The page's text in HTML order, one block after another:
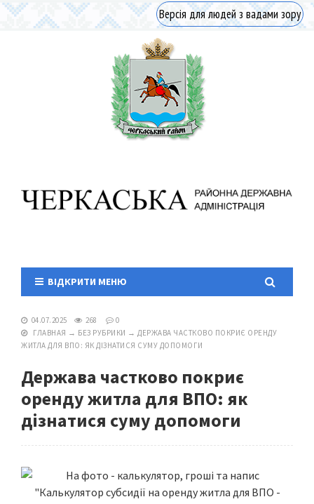
Версія для людей з вадами зору
ВІДКРИТИ МЕНЮ
04.07.2025 268
0
ГЛАВНАЯ → БЕЗ РУБРИКИ → ДЕРЖАВА ЧАСТКОВО ПОКРИЄ ОРЕНДУ
ЖИТЛА ДЛЯ ВПО: ЯК ДІЗНАТИСЯ СУМУ ДОПОМОГИ
Держава частково покриє
оренду житла для ВПО: як
дізнатися суму допомоги